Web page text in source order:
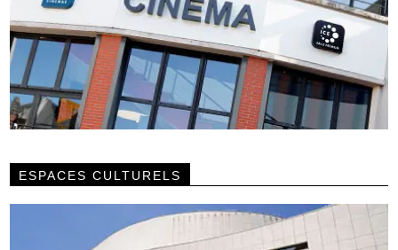
ESPACES CULTURELS